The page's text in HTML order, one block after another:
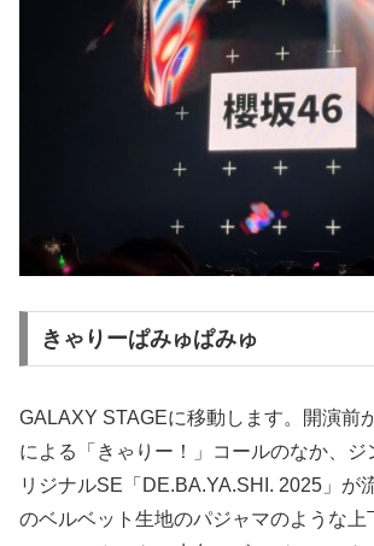
きゃりーぱみゅぱみゅ
GALAXY STAGEに移動します。開演前
による「きゃりー！」コールのなか、ジ
リジナルSE「DE.BA.YA.SHI. 2025」が
のベルベット生地のパジャマのような上